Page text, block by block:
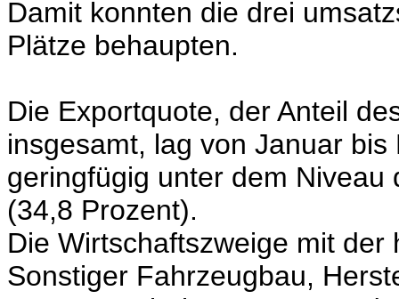
Damit konnten die drei
Plätze behaupten.
Die Exportquote, der Anteil
insgesamt, lag von Januar
geringfügig unter dem
(34,8 Prozent).
Die Wirtschaftszweige mit
Sonstiger Fahrzeugbau,